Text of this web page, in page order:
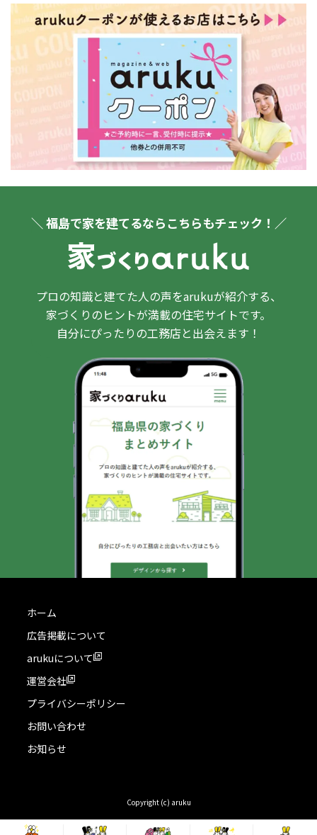
＼ 福島で家を建てるならこちらもチェック！／
プロの知識と建てた人の声をarukuが紹介する、
家づくりのヒントが満載の住宅サイトです。
自分にぴったりの工務店と出会えます！
ホーム
広告掲載について
arukuについて
運営会社
プライバシーポリシー
お問い合わせ
お知らせ
Copyright (c) aruku